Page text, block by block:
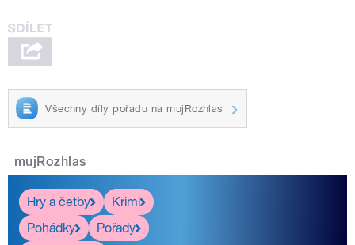
Všechny díly pořadu na mujRozhlas
mujRozhlas
Hry a četby
Krimi
Pohádky
Pořady